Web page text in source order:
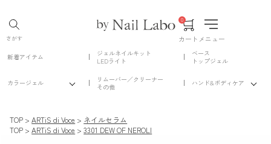
さがす カート
0
メニュー
新着アイテム
ジェルネイルキット
LEDライト
ベース
トップジェル
カラージェル
リムーバー／クリーナー
その他
ハンド&ボディケア
TOP ARTiS di Voce
ネイルセラム
TOP
ARTiS di Voce 3301 DEW OF NEROLI